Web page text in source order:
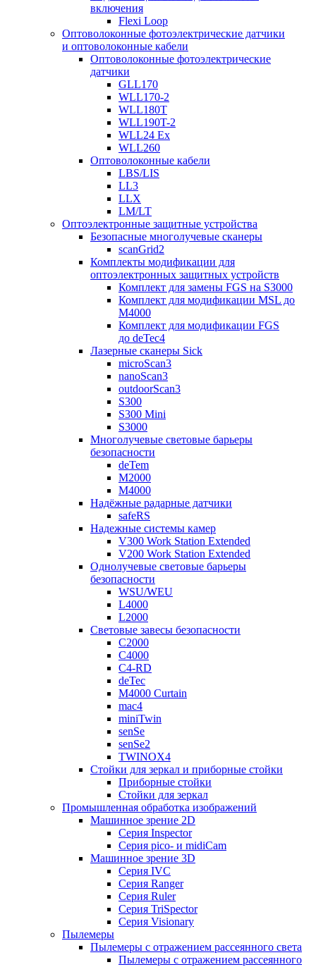
включения
Flexi Loop
Оптоволоконные фотоэлектрические датчики
и оптоволоконные кабели
Оптоволоконные фотоэлектрические
датчики
GLL170
WLL170-2
WLL180T
WLL190T-2
WLL24 Ex
WLL260
Оптоволоконные кабели
LBS/LIS
LL3
LLX
LM/LT
Оптоэлектронные защитные устройства
Безопасные многолучевые сканеры
scanGrid2
Комплекты модификации для
оптоэлектронных защитных устройств
Комплект для замены FGS на S3000
Комплект для модификации MSL до
M4000
Комплект для модификации FGS
до deTec4
Лазерные сканеры Sick
microScan3
nanoScan3
outdoorScan3
S300
S300 Mini
S3000
Многолучевые световые барьеры
безопасности
deTem
M2000
M4000
Надёжные радарные датчики
safeRS
Надежные системы камер
V300 Work Station Extended
V200 Work Station Extended
Однолучевые световые барьеры
безопасности
WSU/WEU
L4000
L2000
Световые завесы безопасности
C2000
C4000
C4-RD
deTec
M4000 Curtain
mac4
miniTwin
senSe
senSe2
TWINOX4
Стойки для зеркал и приборные стойки
Приборные стойки
Стойки для зеркал
Промышленная обработка изображений
Машинное зрение 2D
Серия Inspector
Серия pico- и midiCam
Машинное зрение 3D
Серия IVC
Серия Ranger
Серия Ruler
Серия TriSpector
Серия Visionary
Пылемеры
Пылемеры с отражением рассеянного света
Пылемеры с отражением рассеянного